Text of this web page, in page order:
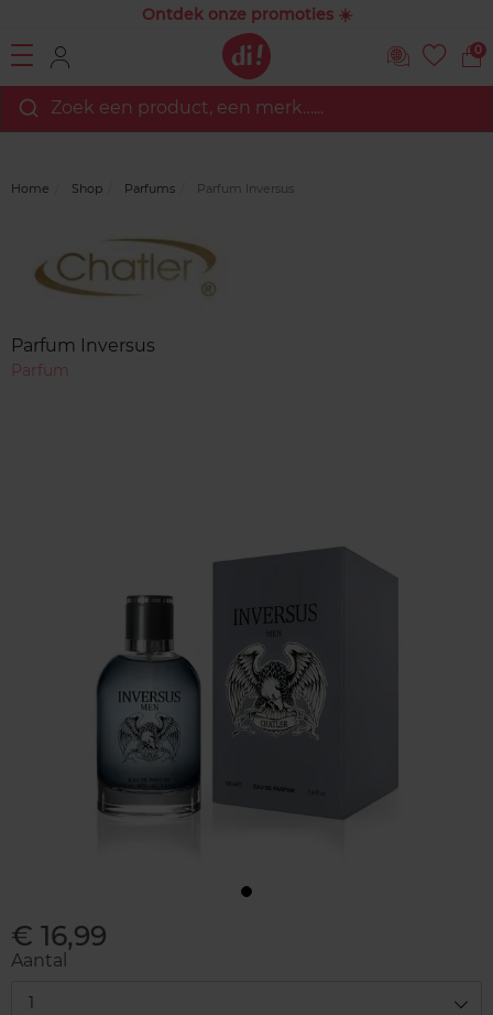
Ontdek onze promoties ☀️
0
Zoek een product, een merk…...
Home Shop Parfums Parfum Inversus
Parfum Inversus
Parfum
€ 16,99
Aantal
1